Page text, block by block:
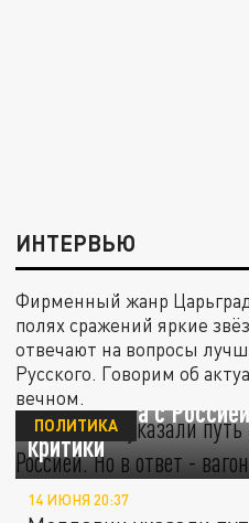
ИНТЕРВЬЮ
Фирменный жанр
полях сражений яркие
отвечают на вопросы
Русского. Говорим об
вечном.
Молдавии указали
партнёрства с
критики"
ПОЛИТИКА
14 ИЮНЯ 20:37